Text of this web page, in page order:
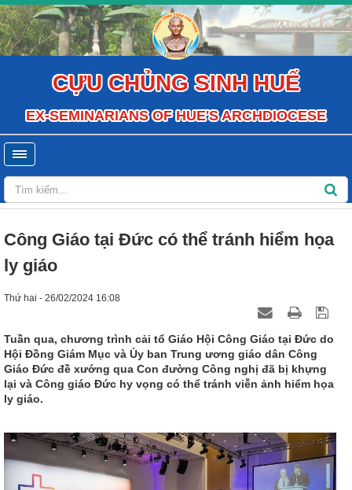
CỰU CHỦNG SINH HUẾ
EX-SEMINARIANS OF HUE'S ARCHDIOCESE
Công Giáo tại Đức có thể tránh hiểm họa
ly giáo
Thứ hai - 26/02/2024 16:08
Tuần qua, chương trình cải tổ Giáo Hội Công Giáo tại Đức do
Hội Đồng Giám Mục và Ủy ban Trung ương giáo dân Công
Giáo Đức đề xướng qua Con đường Công nghị đã bị khựng
lại và Công giáo Đức hy vọng có thể tránh viễn ảnh hiểm họa
ly giáo.